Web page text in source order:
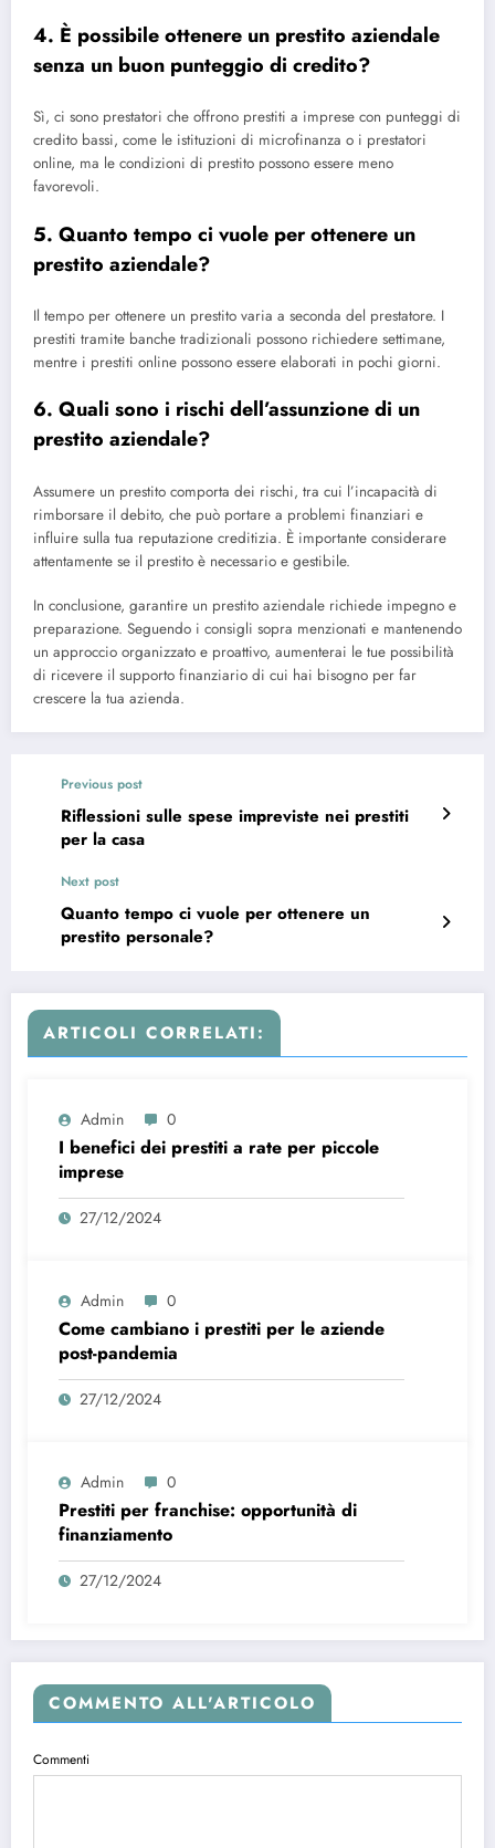
4. È possibile ottenere un prestito aziendale
senza un buon punteggio di credito?
Sì, ci sono prestatori che offrono prestiti a imprese con punteggi di
credito bassi, come le istituzioni di microfinanza o i prestatori
online, ma le condizioni di prestito possono essere meno
favorevoli.
5. Quanto tempo ci vuole per ottenere un
prestito aziendale?
Il tempo per ottenere un prestito varia a seconda del prestatore. I
prestiti tramite banche tradizionali possono richiedere settimane,
mentre i prestiti online possono essere elaborati in pochi giorni.
6. Quali sono i rischi dell’assunzione di un
prestito aziendale?
Assumere un prestito comporta dei rischi, tra cui l’incapacità di
rimborsare il debito, che può portare a problemi finanziari e
influire sulla tua reputazione creditizia. È importante considerare
attentamente se il prestito è necessario e gestibile.
In conclusione, garantire un prestito aziendale richiede impegno e
preparazione. Seguendo i consigli sopra menzionati e mantenendo
un approccio organizzato e proattivo, aumenterai le tue possibilità
di ricevere il supporto finanziario di cui hai bisogno per far
crescere la tua azienda.
Previous post
Riflessioni sulle spese impreviste nei prestiti
per la casa
Next post
Quanto tempo ci vuole per ottenere un
prestito personale?
ARTICOLI CORRELATI:
Admin 0
I benefici dei prestiti a rate per piccole
imprese
27/12/2024
Admin 0
Come cambiano i prestiti per le aziende
post-pandemia
27/12/2024
Admin 0
Prestiti per franchise: opportunità di
finanziamento
27/12/2024
COMMENTO ALL'ARTICOLO
Commenti